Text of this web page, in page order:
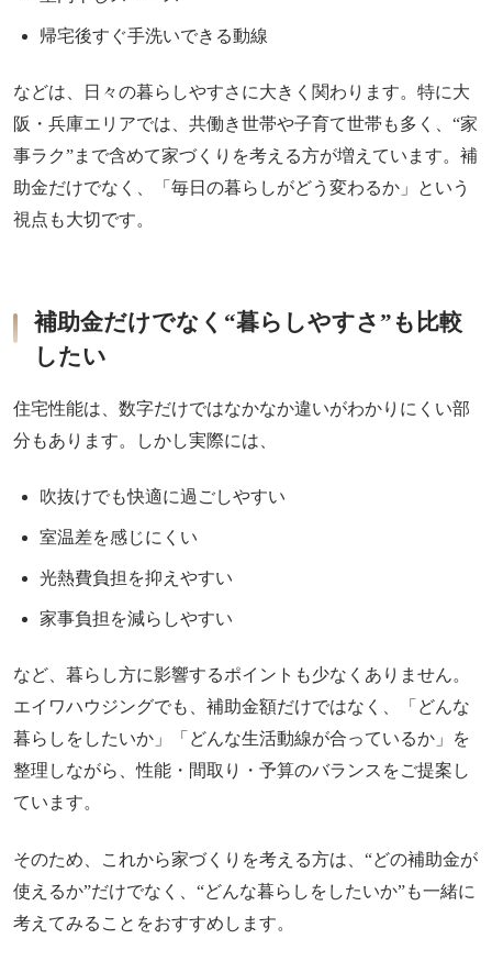
帰宅後すぐ手洗いできる動線
などは、日々の暮らしやすさに大きく関わります。特に大
阪・兵庫エリアでは、共働き世帯や子育て世帯も多く、“家
事ラク”まで含めて家づくりを考える方が増えています。補
助金だけでなく、「毎日の暮らしがどう変わるか」という
視点も大切です。
補助金だけでなく“暮らしやすさ”も比較
したい
住宅性能は、数字だけではなかなか違いがわかりにくい部
分もあります。しかし実際には、
吹抜けでも快適に過ごしやすい
室温差を感じにくい
光熱費負担を抑えやすい
家事負担を減らしやすい
など、暮らし方に影響するポイントも少なくありません。
エイワハウジングでも、補助金額だけではなく、「どんな
暮らしをしたいか」「どんな生活動線が合っているか」を
整理しながら、性能・間取り・予算のバランスをご提案し
ています。
そのため、これから家づくりを考える方は、“どの補助金が
使えるか”だけでなく、“どんな暮らしをしたいか”も一緒に
考えてみることをおすすめします。